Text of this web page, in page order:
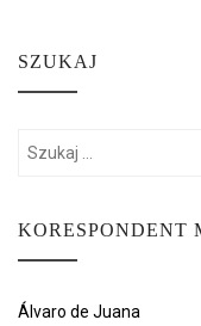
SZUKAJ
Search
KORESPONDENT
Álvaro de Juana